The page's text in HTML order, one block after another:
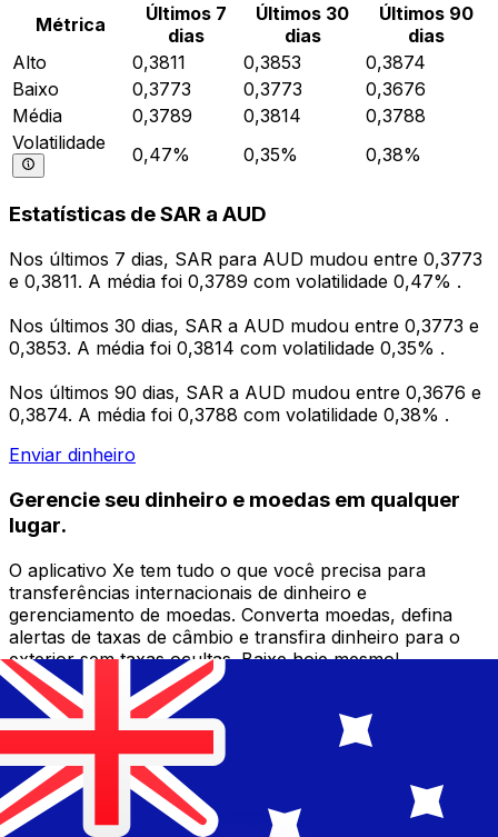
Métrica
Últimos 7
dias
Últimos 30
dias
Últimos 90
dias
Alto
0,3811 0,3853
0,3874
Baixo
0,3773 0,3773
0,3676
Média
0,3789 0,3814
0,3788
Volatilidade
0,47% 0,35% 0,38%
Estatísticas de SAR a AUD
Nos últimos 7 dias, SAR para AUD mudou entre 0,3773
e 0,3811. A média foi 0,3789 com volatilidade 0,47% .
Nos últimos 30 dias, SAR a AUD mudou entre 0,3773 e
0,3853. A média foi 0,3814 com volatilidade 0,35% .
Nos últimos 90 dias, SAR a AUD mudou entre 0,3676 e
0,3874. A média foi 0,3788 com volatilidade 0,38% .
Enviar dinheiro
Gerencie seu dinheiro e moedas em qualquer
lugar.
O aplicativo Xe tem tudo o que você precisa para
transferências internacionais de dinheiro e
gerenciamento de moedas. Converta moedas, defina
alertas de taxas de câmbio e transfira dinheiro para o
exterior sem taxas ocultas. Baixe hoje mesmo!